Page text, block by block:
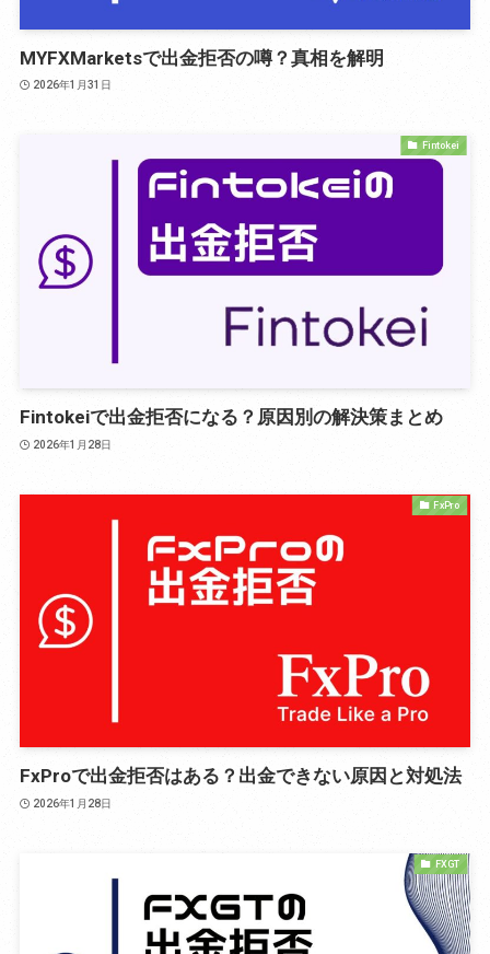
MYFXMarketsで出金拒否の噂？真相を解明
2026年1月31日
Fintokei
Fintokeiで出金拒否になる？原因別の解決策まとめ
2026年1月28日
FxPro
FxProで出金拒否はある？出金できない原因と対処法
2026年1月28日
FXGT